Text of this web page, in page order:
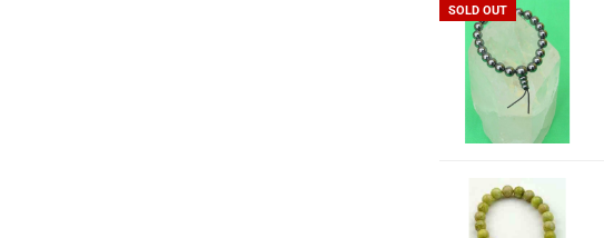
SOLD OUT